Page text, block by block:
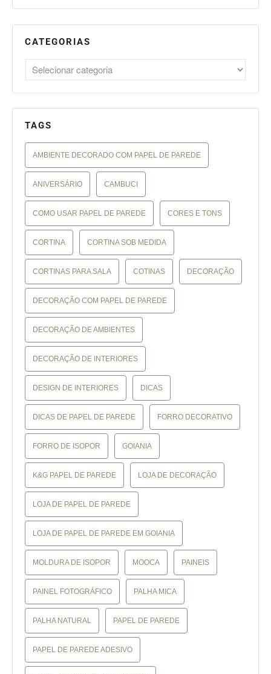
CATEGORIAS
TAGS
AMBIENTE DECORADO COM PAPEL DE PAREDE
ANIVERSÁRIO CAMBUCI
COMO USAR PAPEL DE PAREDE CORES E TONS
CORTINA CORTINA SOB MEDIDA
CORTINAS PARA SALA COTINAS DECORAÇÃO
DECORAÇÃO COM PAPEL DE PAREDE
DECORAÇÃO DE AMBIENTES
DECORAÇÃO DE INTERIORES
DESIGN DE INTERIORES DICAS
DICAS DE PAPEL DE PAREDE FORRO DECORATIVO
FORRO DE ISOPOR GOIANIA
K&G PAPEL DE PAREDE LOJA DE DECORAÇÃO
LOJA DE PAPEL DE PAREDE
LOJA DE PAPEL DE PAREDE EM GOIANIA
MOLDURA DE ISOPOR MOOCA PAINEIS
PAINEL FOTOGRÁFICO PALHA MICA
PALHA NATURAL PAPEL DE PAREDE
PAPEL DE PAREDE ADESIVO